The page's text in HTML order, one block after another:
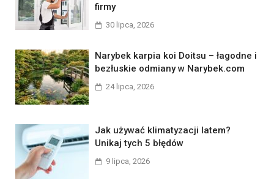
firmy
30 lipca, 2026
Narybek karpia koi Doitsu – łagodne i
bezłuskie odmiany w Narybek.com
24 lipca, 2026
Jak używać klimatyzacji latem?
Unikaj tych 5 błędów
9 lipca, 2026